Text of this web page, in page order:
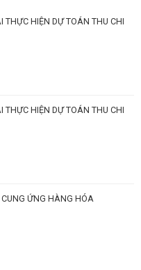
THỰC HIỆN DỰ TOÁN THU CHI
THỰC HIỆN DỰ TOÁN THU CHI
ỨNG HÀNG HÓA